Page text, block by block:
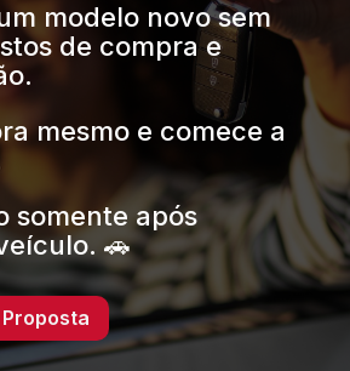
modelo novo sem
de compra e
mesmo e comece a
somente após
🚗